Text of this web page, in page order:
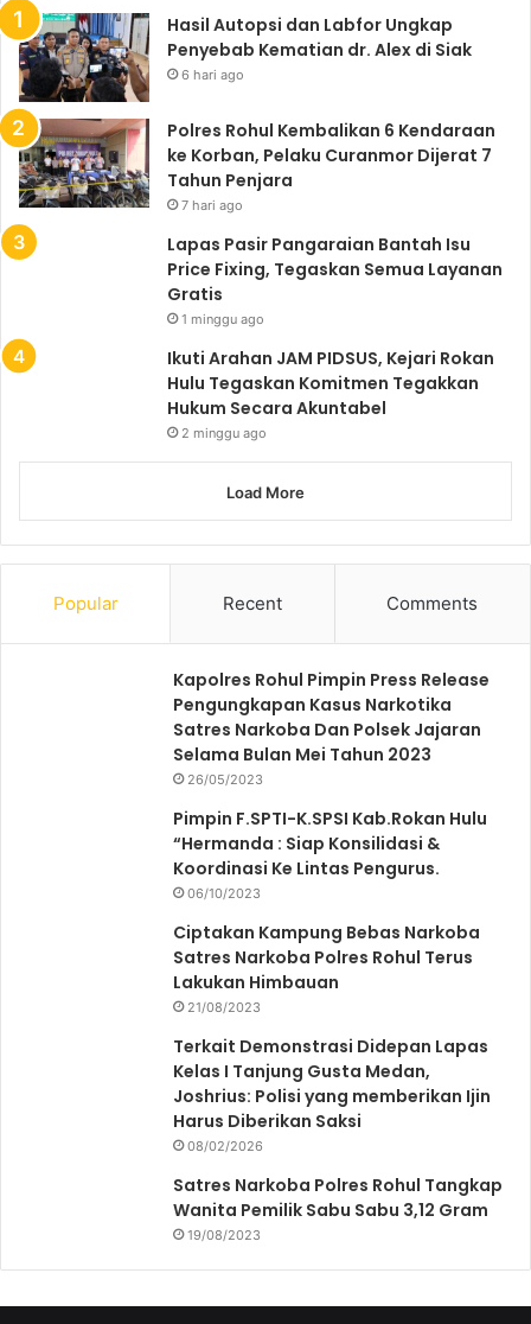
Hasil Autopsi dan Labfor Ungkap
Penyebab Kematian dr. Alex di Siak
6 hari ago
Polres Rohul Kembalikan 6 Kendaraan
ke Korban, Pelaku Curanmor Dijerat 7
Tahun Penjara
7 hari ago
Lapas Pasir Pangaraian Bantah Isu
Price Fixing, Tegaskan Semua Layanan
Gratis
1 minggu ago
Ikuti Arahan JAM PIDSUS, Kejari Rokan
Hulu Tegaskan Komitmen Tegakkan
Hukum Secara Akuntabel
2 minggu ago
Load More
Popular Recent Comments
Kapolres Rohul Pimpin Press Release
Pengungkapan Kasus Narkotika
Satres Narkoba Dan Polsek Jajaran
Selama Bulan Mei Tahun 2023
26/05/2023
Pimpin F.SPTI-K.SPSI Kab.Rokan Hulu
“Hermanda : Siap Konsilidasi &
Koordinasi Ke Lintas Pengurus.
06/10/2023
Ciptakan Kampung Bebas Narkoba
Satres Narkoba Polres Rohul Terus
Lakukan Himbauan
21/08/2023
Terkait Demonstrasi Didepan Lapas
Kelas I Tanjung Gusta Medan,
Joshrius: Polisi yang memberikan Ijin
Harus Diberikan Saksi
08/02/2026
Satres Narkoba Polres Rohul Tangkap
Wanita Pemilik Sabu Sabu 3,12 Gram
19/08/2023